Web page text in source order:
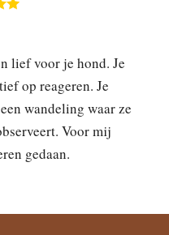
lief voor je hond. Je
op reageren. Je
wandeling waar ze
Voor mij
gedaan.